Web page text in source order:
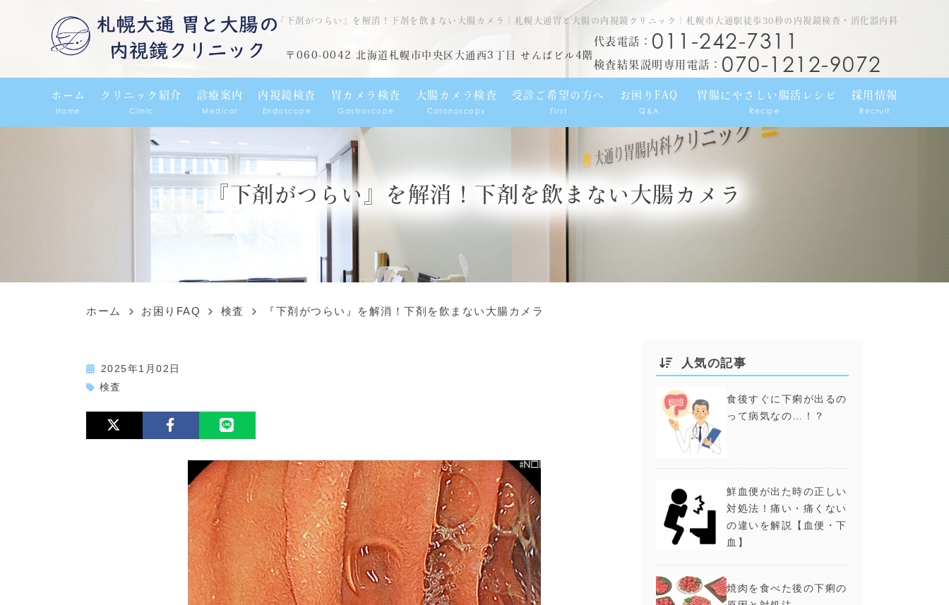
『下剤がつらい』を解消！下剤を飲まない大腸カメラ｜札幌大通胃と大腸の内視鏡クリニック｜札幌市大通駅徒歩30秒の内視鏡検査・消化器内科
〒060-0042 北海道札幌市中央区大通西3丁目 せんばビル4階
代表電話： 011-242-7311
検査結果説明専用電話： 070-1212-9072
ホーム
Home
クリニック紹介
Clinic
診療案内
Medical
内視鏡検査
Endoscope
胃カメラ検査
Gastroscope
大腸カメラ検査
Colonoscopy
受診ご希望の方へ
First
お困りFAQ
Q&A
胃腸にやさしい腸活レシピ
Recipe
採用情報
Recruit
『下剤がつらい』を解消！下剤を飲まない大腸カメラ
ホーム お困りFAQ 検査 『下剤がつらい』を解消！下剤を飲まない大腸カメラ
2025年1月02日
検査
人気の記事
食後すぐに下痢が出るの
って病気なの…！？
鮮血便が出た時の正しい
対処法！痛い・痛くない
の違いを解説【血便・下
血】
焼肉を食べた後の下痢の